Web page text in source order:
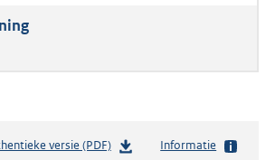
versie (PDF)b
Informatie